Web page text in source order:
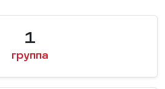
1
группа